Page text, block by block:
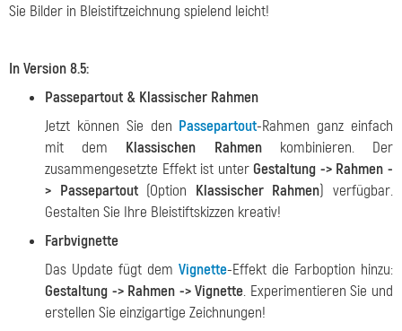
Sie Bilder in Bleistiftzeichnung spielend leicht!
In Version 8.5:
Passepartout & Klassischer Rahmen
Jetzt können Sie den Passepartout-Rahmen ganz einfach
mit dem Klassischen Rahmenkombinieren. Der
zusammengesetzte Effekt ist unterGestaltung -> Rahmen -
> Passepartout(Option Klassischer Rahmen) verfügbar.
Gestalten Sie Ihre Bleistiftskizzen kreativ!
Farbvignette
Das Update fügt dem Vignette-Effekt die Farboption hinzu:
Gestaltung -> Rahmen -> Vignette. Experimentieren Sie und
erstellen Sie einzigartige Zeichnungen!